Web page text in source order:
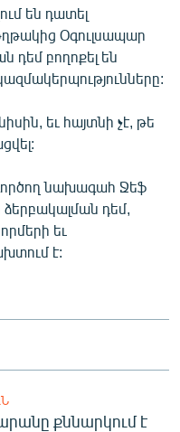
են դատել
Օգուլսապար
դեմ բողոքել են
եւ հայտնի չէ, թե
նախագահ Ջեֆ
ձերբակալման դեմ,
եւ
է:
քննարկում է